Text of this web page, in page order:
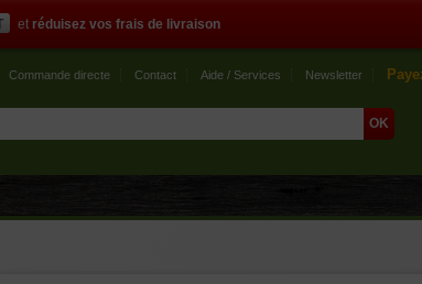
et réduisez vos frais de livraison
Commande directe Contact Aide / Services Newsletter